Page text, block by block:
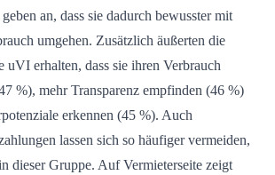
an, dass sie dadurch bewusster mit
umgehen. Zusätzlich äußerten die
uVI erhalten, dass sie ihren Verbrauch
%), mehr Transparenz empfinden (46 %)
erkennen (45 %). Auch
lassen sich so häufiger vermeiden,
dieser Gruppe. Auf Vermieterseite zeigt